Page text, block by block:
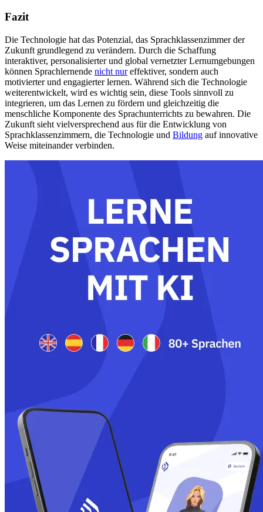
Fazit
Die Technologie hat das Potenzial, das Sprachklassenzimmer der
Zukunft grundlegend zu verändern. Durch die Schaffung
interaktiver, personalisierter und global vernetzter Lernumgebungen
können Sprachlernende nicht nureffektiver, sondern auch
motivierter und engagierter lernen. Während sich die Technologie
weiterentwickelt, wird es wichtig sein, diese Tools sinnvoll zu
integrieren, um das Lernen zu fördern und gleichzeitig die
menschliche Komponente des Sprachunterrichts zu bewahren. Die
Zukunft sieht vielversprechend aus für die Entwicklung von
Sprachklassenzimmern, die Technologie und Bildung auf innovative
Weise miteinander verbinden.